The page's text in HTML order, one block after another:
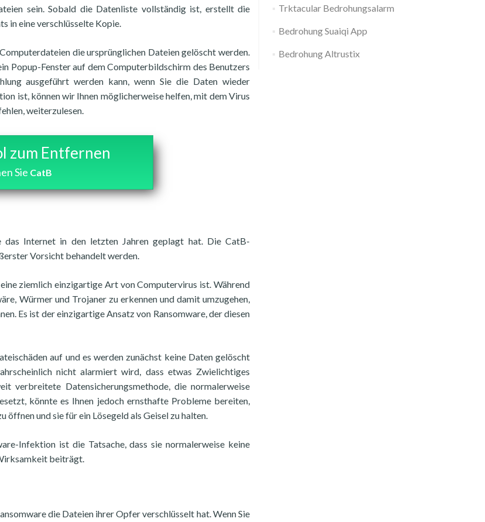
sein. Sobald die Datenliste vollständig ist, erstellt die
in eine verschlüsselte Kopie.
die ursprünglichen Dateien gelöscht werden.
Popup-Fenster auf dem Computerbildschirm des Benutzers
ausgeführt werden kann, wenn Sie die Daten wieder
ist, können wir Ihnen möglicherweise helfen, mit dem Virus
weiterzulesen.
zum Entfernen
Sie CatB
Internet in den letzten Jahren geplagt hat. Die CatB-
Vorsicht behandelt werden.
ziemlich einzigartige Art von Computervirus ist. Während
Würmer und Trojaner zu erkennen und damit umzugehen,
Es ist der einzigartige Ansatz von Ransomware, der diesen
auf und es werden zunächst keine Daten gelöscht
nicht alarmiert wird, dass etwas Zwielichtiges
verbreitete Datensicherungsmethode, die normalerweise
könnte es Ihnen jedoch ernsthafte Probleme bereiten,
öffnen und sie für ein Lösegeld als Geisel zu halten.
Infektion ist die Tatsache, dass sie normalerweise keine
beiträgt.
die Dateien ihrer Opfer verschlüsselt hat. Wenn Sie
Trktacular Bedrohungsalarm
Bedrohung Suaiqi App
Bedrohung Altrustix